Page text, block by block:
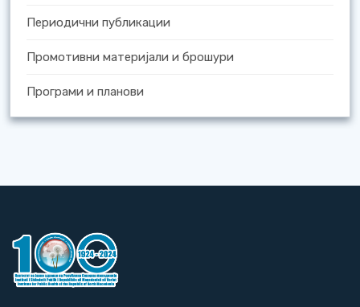
Периодични публикации
Промотивни материјали и брошури
Програми и планови